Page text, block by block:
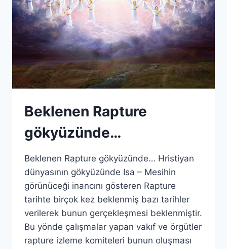
Beklenen Rapture
gökyüzünde…
Beklenen Rapture gökyüzünde… Hristiyan
dünyasının gökyüzünde Isa – Mesihin
görünüceği inancını gösteren Rapture
tarihte birçok kez beklenmiş bazı tarihler
verilerek bunun gerçekleşmesi beklenmiştir.
Bu yönde çalışmalar yapan vakıf ve örgütler
rapture izleme komiteleri bunun oluşması